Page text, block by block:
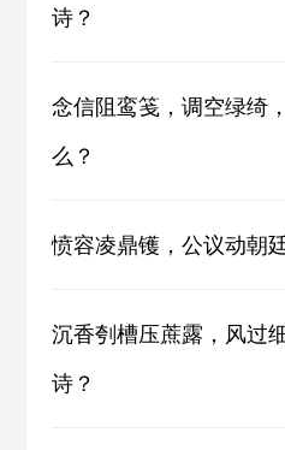
诗？
念信阻鸾笺，调空绿绮
么？
愤容凌鼎镬，公议动朝
沉香刳槽压蔗露，风过
诗？